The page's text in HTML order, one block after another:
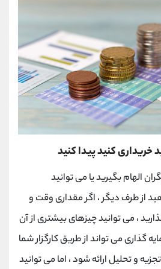
کنید پیدا کنید
الهام بگیرید یا می توانید
از طرف دیگر ، اگر مقداری وقت و
، می توانید چیزهای بیشتری از آن
گذاری می تواند از طریق کارگزار شما
و تحلیل ارائه شود ، اما می توانید